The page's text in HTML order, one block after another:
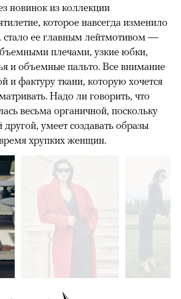
новинок из коллекции
которое навсегда изменило
стало ее главным лейтмотивом —
плечами, узкие юбки,
и объемные пальто. Все внимание
и фактуру ткани, которую хочется
Надо ли говорить, что
весьма органичной, поскольку
другой, умеет создавать образы
хрупких женщин.